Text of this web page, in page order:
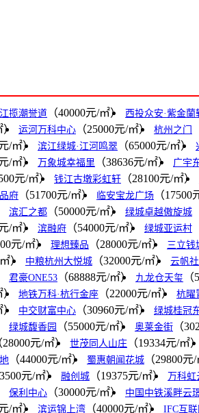
揽潮誉道 （40000元/㎡） 西投众安·紫金蘭
运河万科中心 （25000元/㎡） 杭州之门
/㎡） 滨江绿城·江河鸣翠 （65000元/㎡）
/㎡） 万象城幸福里 （38636元/㎡） 广宇
元/㎡） 钱江古墩彩虹轩 （28100元/㎡）
府 （51700元/㎡） 临安宝龙广场 （17500
滨汇之都 （50000元/㎡） 绿城卓越傲旋城
/㎡） 滨融府 （54000元/㎡） 绿城亚运村
元/㎡） 理想臻品 （28000元/㎡） 三立钱
） 中粮杭州大悦城 （32000元/㎡） 云帆
君豪ONE53 （68888元/㎡） 九龙仓天玺
地铁万科·杭行金座 （22000元/㎡） 杭曜
中交财富中心 （30960元/㎡） 绿城桂冠
绿城馥香园 （55000元/㎡） 奥莱金街 （
28000元/㎡） 世茂同人山庄 （19334元/㎡）
（44000元/㎡） 蜀惠朝闻花城 （29800元/
元/㎡） 融创城 （19375元/㎡） 万科
保利中心 （30000元/㎡） 中国中铁溪畔云
/㎡） 滨运锦上湾 （40000元/㎡） IFC互